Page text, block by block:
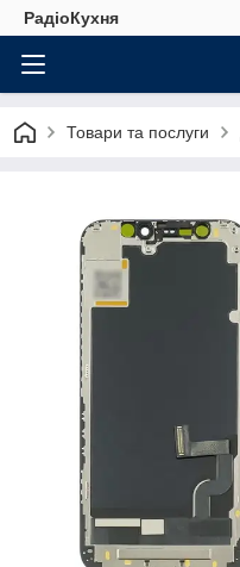
РадіоКухня
Товари та послуги